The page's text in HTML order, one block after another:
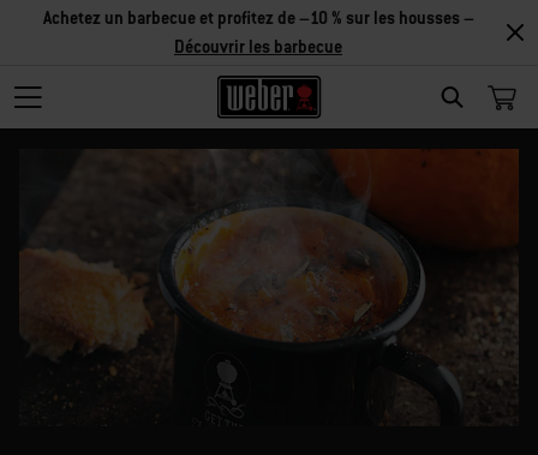
SEARCH
Achetez un barbecue et profitez de –10 % sur les housses –
Découvrir les barbecue